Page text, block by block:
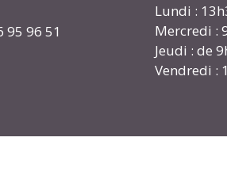
95 96 51
Lundi :
Mercredi :
Jeudi : de
Vendredi :